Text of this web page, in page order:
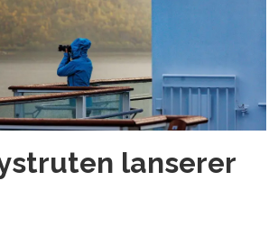
lanserer